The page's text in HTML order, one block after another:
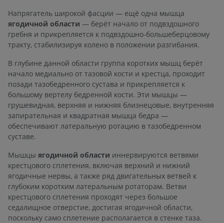
Напрягатель широкой фасции — ещё одна мышца
ягодичной области — берёт начало от подвздошного
гребня и прикрепляется к подвздошно-большеберцовому
тракту, стабилизируя колено в положении разгибания.
В глубине данной области группа коротких мышц берёт
начало медиально от тазовой кости и крестца, проходит
позади тазобедренного сустава и прикрепляется к
большому вертелу бедренной кости. Эти мышцы —
грушевидная, верхняя и нижняя близнецовые, внутренняя
запирательная и квадратная мышца бедра —
обеспечивают латеральную ротацию в тазобедренном
суставе.
Мышцы ягодичной области иннервируются ветвями
крестцового сплетения, включая верхний и нижний
ягодичные нервы, а также ряд двигательных ветвей к
глубоким коротким латеральным ротаторам. Ветви
крестцового сплетения проходят через большое
седалищное отверстие, достигая ягодичной области,
поскольку само сплетение располагается в стенке таза.